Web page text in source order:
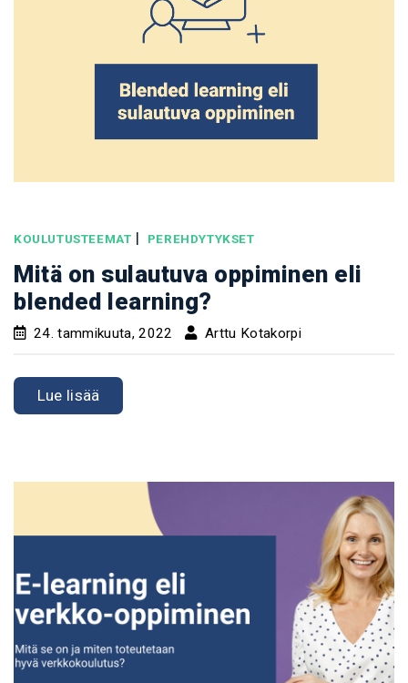
KOULUTUSTEEMAT | PEREHDYTYKSET
Mitä on sulautuva oppiminen eli
blended learning?
24. tammikuuta, 2022 Arttu Kotakorpi
Lue lisää